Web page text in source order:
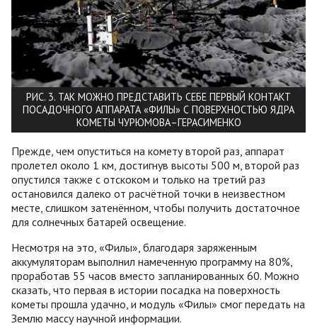
РИС. 3. ТАК МОЖНО ПРЕДСТАВИТЬ СЕБЕ ПЕРВЫЙ КОНТАКТ
ПОСАДОЧНОГО АППАРАТА «ФИЛЫ» С ПОВЕРХНОСТЬЮ ЯДРА
КОМЕТЫ ЧУРЮМОВА–ГЕРАСИМЕНКО
Прежде, чем опуститься на комету второй раз, аппарат
пролетел около 1 км, достигнув высоты 500 м, второй раз
опустился также с отскоком и только на третий раз
остановился далеко от расчётной точки в неизвестном
месте, слишком затенённом, чтобы получить достаточное
для солнечных батарей освещение.
Несмотря на это, «Филы», благодаря заряженным
аккумуляторам выполнил намеченную программу на 80%,
проработав 55 часов вместо запланированных 60. Можно
сказать, что первая в истории посадка на поверхность
кометы прошла удачно, и модуль «Филы» смог передать на
Землю массу научной информации.